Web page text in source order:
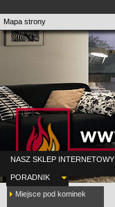
Mapa strony
NASZ SKLEP INTERNETOWY
PORADNIK
Miejsce pod kominek